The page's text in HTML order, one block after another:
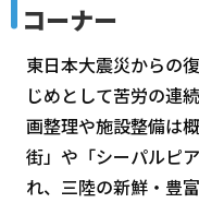
コーナー
東日本大震災からの
じめとして苦労の連
画整理や施設整備は
街」や「シーパルピ
れ、三陸の新鮮・豊